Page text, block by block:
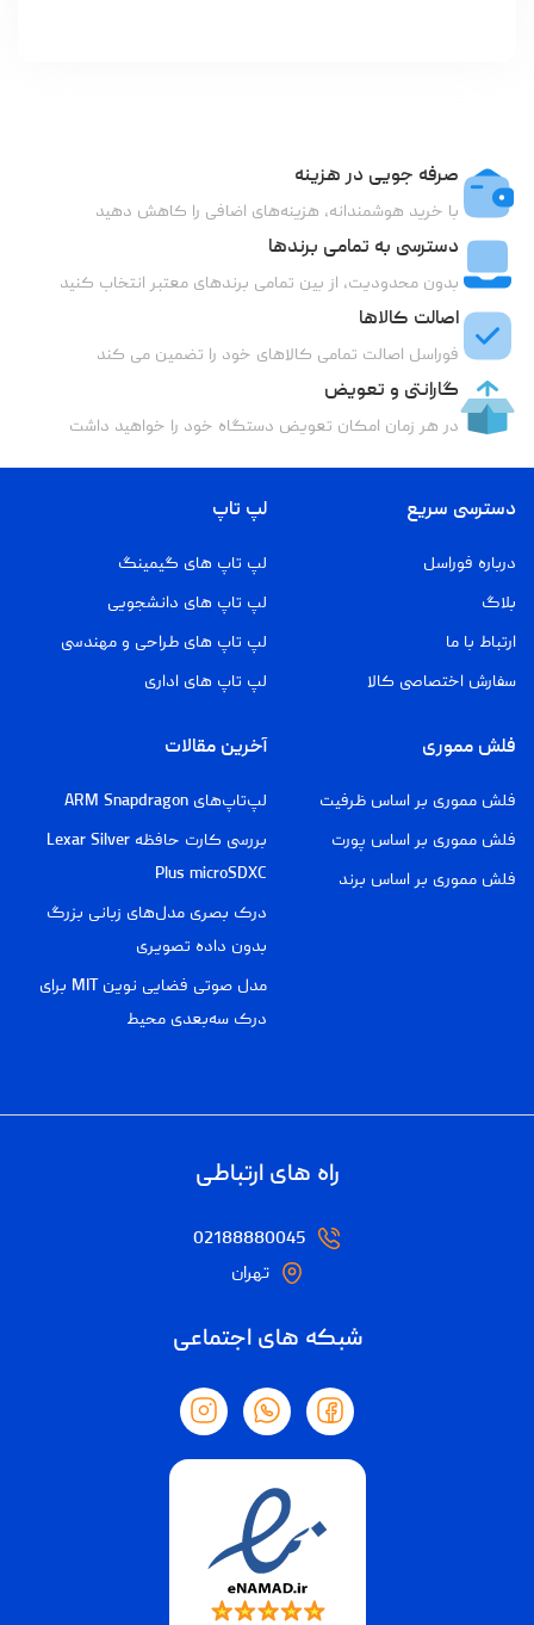
صرفه جویی در هزینه
با خرید هوشمندانه، هزینه‌های اضافی را کاهش دهید
دسترسی به تمامی برندها
بدون محدودیت، از بین تمامی برندهای معتبر انتخاب کنید
اصالت کالاها
فوراسل اصالت تمامی کالاهای خود را تضمین می کند
گارانتی و تعویض
در هر زمان امکان تعویض دستگاه خود را خواهید داشت
دسترسی سریع
درباره فوراسل
بلاگ
ارتباط با ما
سفارش اختصاصی کالا
لپ تاپ
لپ تاپ های گیمینگ
لپ تاپ های دانشجویی
لپ تاپ های طراحی و مهندسی
لپ تاپ های اداری
فلش مموری
فلش مموری بر اساس ظرفیت
فلش مموری بر اساس پورت
فلش مموری بر اساس برند
آخرین مقالات
لپ‌تاپ‌های ARM Snapdragon
بررسی کارت حافظه Lexar Silver
Plus microSDXC
درک بصری مدل‌های زبانی بزرگ
بدون داده تصویری
مدل صوتی فضایی نوین MIT برای
درک سه‌بعدی محیط
راه های ارتباطی
02188880045
تهران
شبکه های اجتماعی